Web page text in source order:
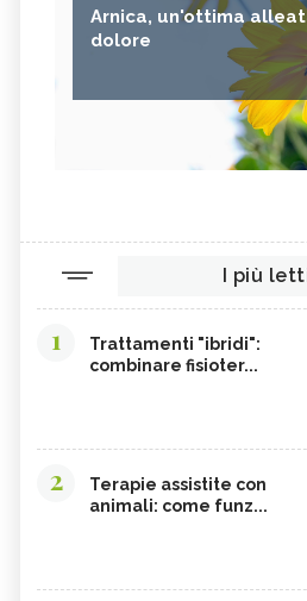
Arnica, un'ottima
dolore
I più
1
Trattamenti "ibridi":
combinare fisioter...
2
Terapie assistite con
animali: come funz...